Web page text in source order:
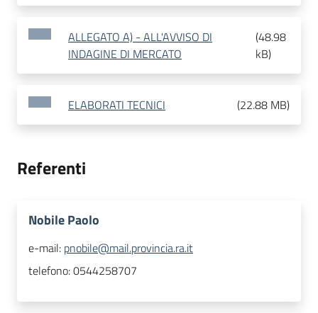
ALLEGATO A) - ALL'AVVISO DI
INDAGINE DI MERCATO
(48.98
kB)
ELABORATI TECNICI (22.88 MB)
Referenti
Nobile Paolo
e-mail: pnobile@mail.provincia.ra.it
telefono:0544258707